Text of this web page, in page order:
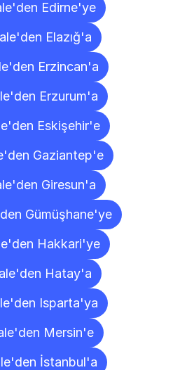
Edirne'ye
Elazığ'a
Erzincan'a
Erzurum'a
Eskişehir'e
Gaziantep'e
Giresun'a
Gümüşhane'ye
Hakkari'ye
Hatay'a
Isparta'ya
Mersin'e
İstanbul'a